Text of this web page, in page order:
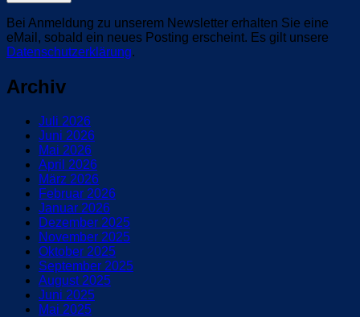
Bei Anmeldung zu unserem Newsletter erhalten Sie eine
eMail, sobald ein neues Posting erscheint. Es gilt unsere
Datenschutzerklärung.
Archiv
Juli 2026
Juni 2026
Mai 2026
April 2026
März 2026
Februar 2026
Januar 2026
Dezember 2025
November 2025
Oktober 2025
September 2025
August 2025
Juni 2025
Mai 2025